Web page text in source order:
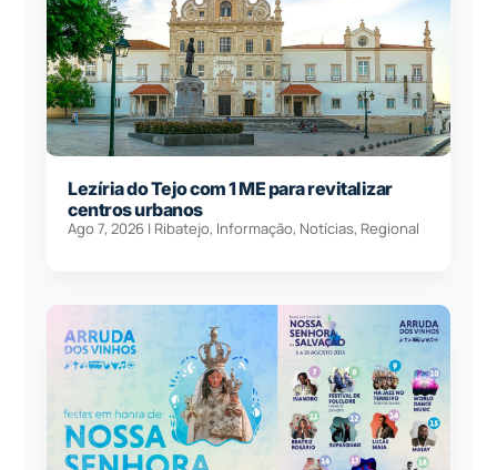
Lezíria do Tejo com 1 ME para revitalizar
centros urbanos
Ago 7, 2026 | Ribatejo, Informação, Notícias, Regional